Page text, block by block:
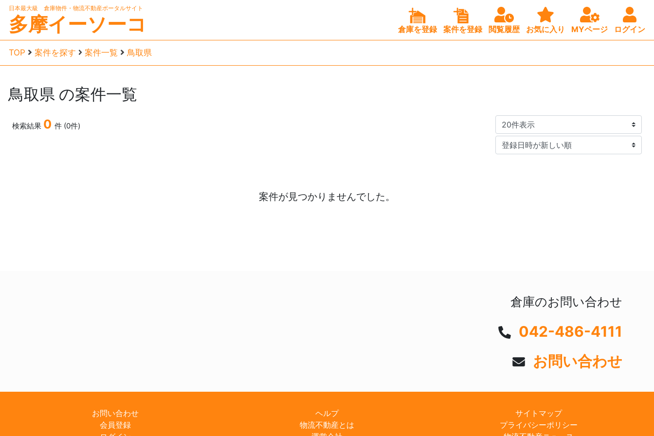
日本最大級 倉庫物件・物流不動産ポータルサイト
多摩イーソーコ 倉庫を登録 案件を登録 閲覧履歴 お気に入り MYページ ログイン
TOP 案件を探す 案件一覧 鳥取県
鳥取県 の案件一覧
検索結果 0 件 (0件)
案件が見つかりませんでした。
倉庫のお問い合わせ
042-486-4111
お問い合わせ
お問い合わせ
会員登録
ヘルプ
物流不動産とは
サイトマップ
プライバシーポリシー